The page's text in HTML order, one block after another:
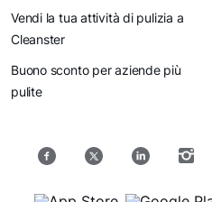
Vendi la tua attività di pulizia a
Cleanster
Buono sconto per aziende più
pulite